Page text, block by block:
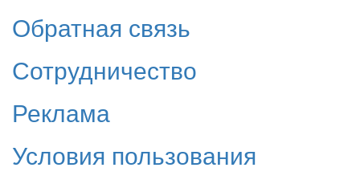
Обратная связь
Сотрудничество
Реклама
Условия пользования